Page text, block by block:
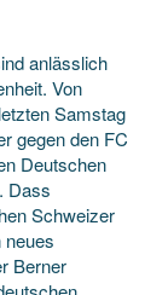
anlässlich
Von
Samstag
gegen den FC
Deutschen
Dass
Schweizer
Berner